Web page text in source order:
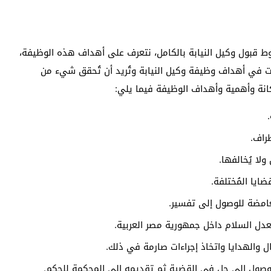
قبول وكيل النيابة بالكامل، نتعرف على أهداف هذه الوظيفة،
في أهداف وظيفة وكيل النيابة وتُريد أن تُحقق شيء من
وأهمية وأهداف الوظيفة فيما يلي:
يُخالفها.
المُختلفة.
للوصول إلى تفسير.
السلام داخل جمهورية مصر العربية.
والهدايا واتخاذ إجراءات صارمة في ذلك.